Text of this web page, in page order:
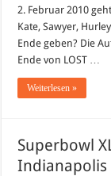
2. Februar 2010
Kate, Sawyer,
Ende geben? Die
Ende von LOST …
Weiterlesen »
Superbowl
Indianapolis